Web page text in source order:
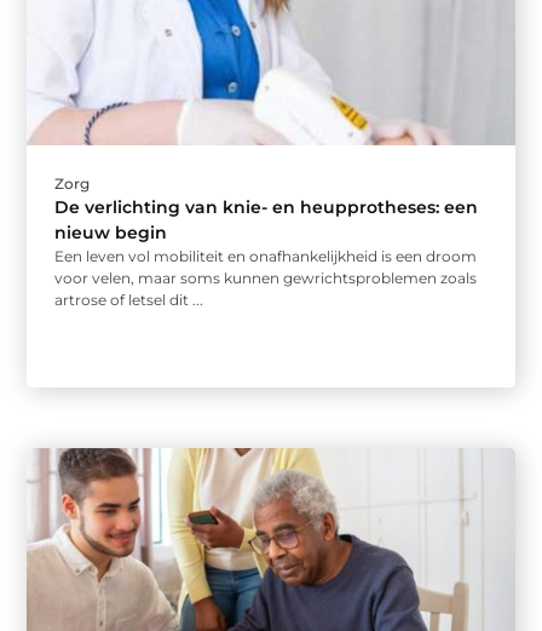
Zorg
De verlichting van knie- en heupprotheses: een
nieuw begin
Een leven vol mobiliteit en onafhankelijkheid is een droom
voor velen, maar soms kunnen gewrichtsproblemen zoals
artrose of letsel dit ...